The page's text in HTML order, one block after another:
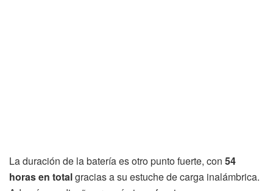
La duración de la batería es otro punto fuerte, con 54
horas en totalgracias a su estuche de carga inalámbrica.